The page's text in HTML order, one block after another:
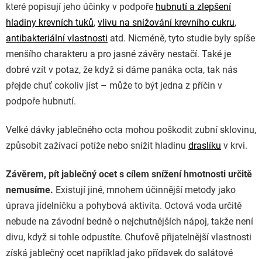
které popisují jeho účinky v podpoře hubnutí a zlepšení
hladiny krevních tuků, vlivu na snižování krevního cukru,
antibakteriální vlastnosti atd. Nicméně, tyto studie byly spíše
menšího charakteru a pro jasné závěry nestačí. Také je
dobré vzít v potaz, že když si dáme panáka octa, tak nás
přejde chuť cokoliv jíst – může to být jedna z příčin v
podpoře hubnutí.
Velké dávky jablečného octa mohou poškodit zubní sklovinu,
způsobit zažívací potíže nebo snížit hladinu draslíku v krvi.
Závěrem, pít jablečný ocet s cílem snížení hmotnosti určitě
nemusíme. Existují jiné, mnohem účinnější metody jako
úprava jídelníčku a pohybová aktivita. Octová voda určitě
nebude na závodní bedně o nejchutnějších nápoj, takže není
divu, když si tohle odpustíte. Chuťově přijatelnější vlastnosti
získá jablečný ocet například jako přídavek do salátové